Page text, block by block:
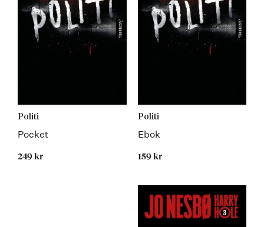
Politi
Pocket
249 kr
Politi
Ebok
159 kr